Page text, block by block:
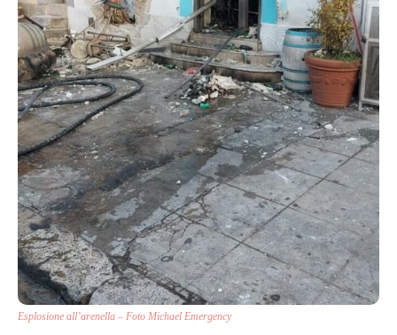
Esplosione all’arenella – Foto Michael Emergency